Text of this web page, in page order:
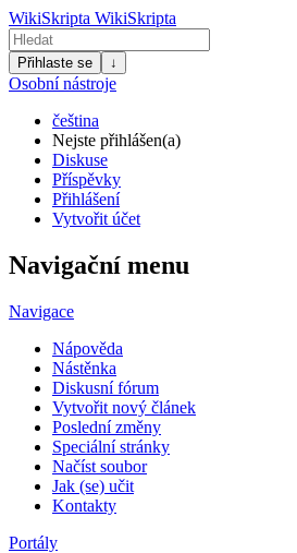
WikiSkripta WikiSkripta
Přihlaste se ↓
Osobní nástroje
čeština
Nejste přihlášen(a)
Diskuse
Příspěvky
Přihlášení
Vytvořit účet
Navigační menu
Navigace
Nápověda
Nástěnka
Diskusní fórum
Vytvořit nový článek
Poslední změny
Speciální stránky
Načíst soubor
Jak (se) učit
Kontakty
Portály